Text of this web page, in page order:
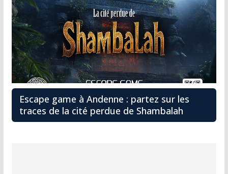
Escape game à Andenne : partez sur les
traces de la cité perdue de Shambalah